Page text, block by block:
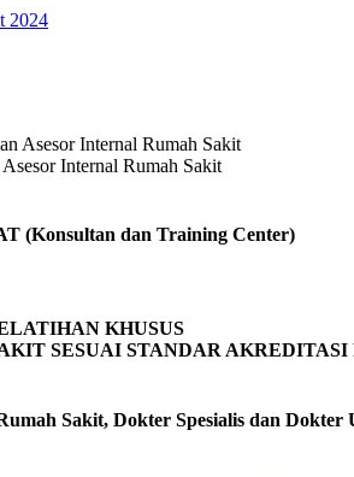
2024
Internal Rumah Sakit
(Konsultan dan Training Center)
KHUSUS
SESUAI STANDAR AKREDITASI
Sakit, Dokter Spesialis dan Dokter